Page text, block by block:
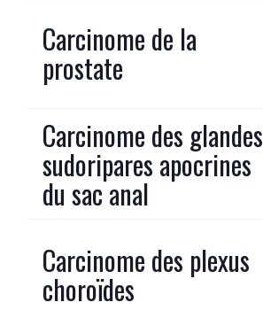
Carcinome de la
prostate
Carcinome des glandes
sudoripares apocrines
du sac anal
Carcinome des plexus
choroïdes